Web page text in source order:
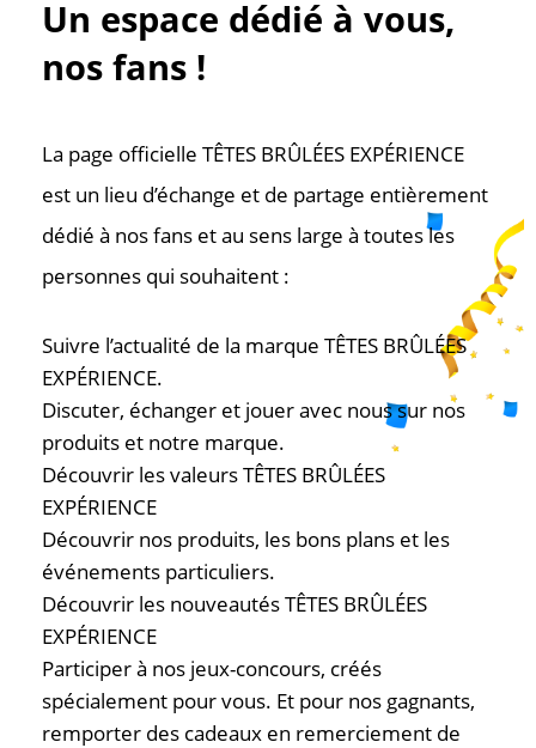
Un espace dédié à vous,
nos fans !
La page officielle TÊTES BRÛLÉES EXPÉRIENCE
est un lieu d’échange et de partage entièrement
dédié à nos fans et au sens large à toutes les
personnes qui souhaitent :
Suivre l’actualité de la marque TÊTES BRÛLÉES
EXPÉRIENCE.
Discuter, échanger et jouer avec nous sur nos
produits et notre marque.
Découvrir les valeurs TÊTES BRÛLÉES
EXPÉRIENCE
Découvrir nos produits, les bons plans et les
événements particuliers.
Découvrir les nouveautés TÊTES BRÛLÉES
EXPÉRIENCE
Participer à nos jeux-concours, créés
spécialement pour vous. Et pour nos gagnants,
remporter des cadeaux en remerciement de